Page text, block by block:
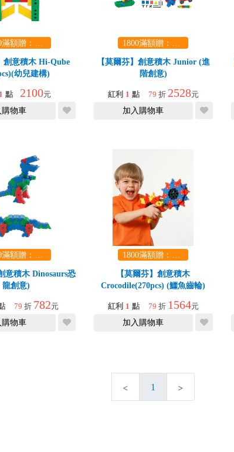
1800滿額贈：口袋玩具一份（隨機出貨） (summer read)
創意積木 Hi-Qube
幼兒建構)
1 點 2100元
購物車
1800滿額贈：口袋玩具一份（隨機出貨） (summer read)
【莫爾芬】創意積木 Junior (進
階創意)
紅利 1 點 79 折 2528元
加入購物車
1800滿額贈：口袋玩具一份（隨機出貨） (summer read)
意積木 Dinosaurs恐
龍創意)
79 折 782元
購物車
1800滿額贈：口袋玩具一份（隨機出貨） (summer read)
【莫爾芬】創意積木
Crocodile(270pcs) (鱷魚齒輪)
紅利 1 點 79 折 1564元
加入購物車
1